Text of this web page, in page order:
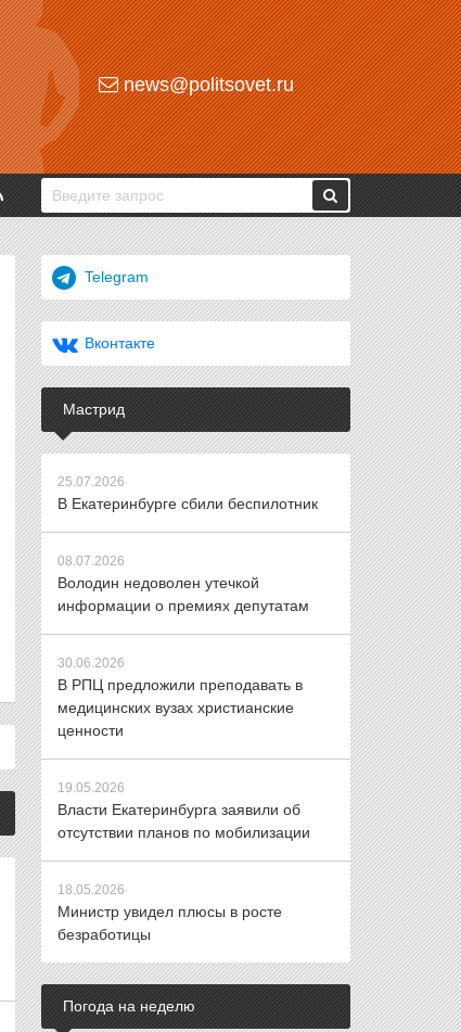
news@politsovet.ru
Telegram
Вконтакте
Мастрид
25.07.2026
В Екатеринбурге сбили беспилотник
08.07.2026
Володин недоволен утечкой
информации о премиях депутатам
30.06.2026
В РПЦ предложили преподавать в
медицинских вузах христианские
ценности
19.05.2026
Власти Екатеринбурга заявили об
отсутствии планов по мобилизации
18.05.2026
Министр увидел плюсы в росте
безработицы
Погода на неделю